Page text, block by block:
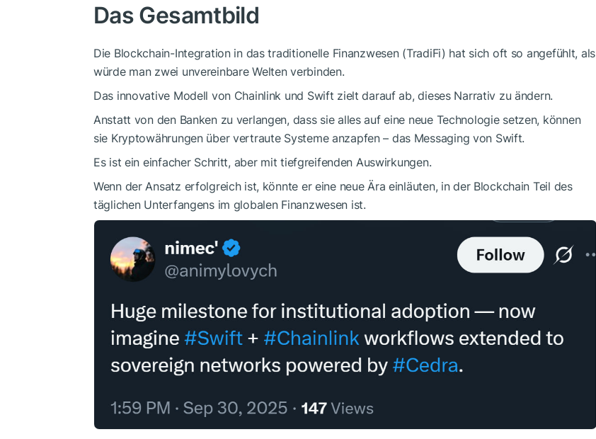
Das Gesamtbild
Die Blockchain-Integration in das traditionelle Finanzwesen (TradiFi) hat sich oft so angefühlt, als
würde man zwei unvereinbare Welten verbinden.
Das innovative Modell von Chainlink und Swift zielt darauf ab, dieses Narrativ zu ändern.
Anstatt von den Banken zu verlangen, dass sie alles auf eine neue Technologie setzen, können
sie Kryptowährungen über vertraute Systeme anzapfen – das Messaging von Swift.
Es ist ein einfacher Schritt, aber mit tiefgreifenden Auswirkungen.
Wenn der Ansatz erfolgreich ist, könnte er eine neue Ära einläuten, in der Blockchain Teil des
täglichen Unterfangens im globalen Finanzwesen ist.